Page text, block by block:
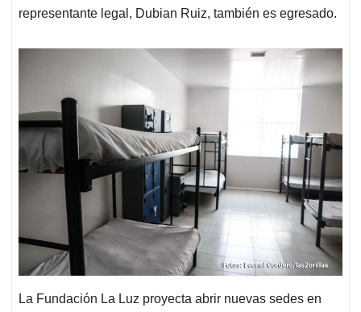
representante legal, Dubian Ruiz, también es egresado.
La Fundación La Luz proyecta abrir nuevas sedes en